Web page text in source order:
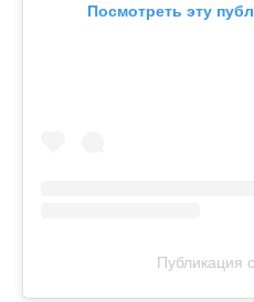
Посмотреть эту
Публикация